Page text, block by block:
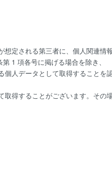
定される第三者に、個人関連情
1 項各号に掲げる場合を除き、
人データとして取得することを
得することがございます。その